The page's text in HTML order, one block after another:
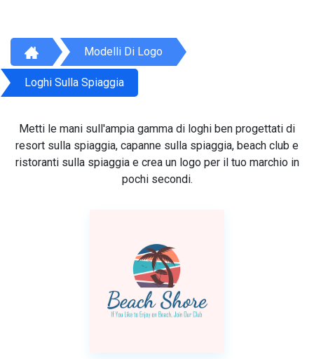
Modelli Di Logo
Loghi Sulla Spiaggia
Metti le mani sull'ampia gamma di loghi ben progettati di
resort sulla spiaggia, capanne sulla spiaggia, beach club e
ristoranti sulla spiaggia e crea un logo per il tuo marchio in
pochi secondi.